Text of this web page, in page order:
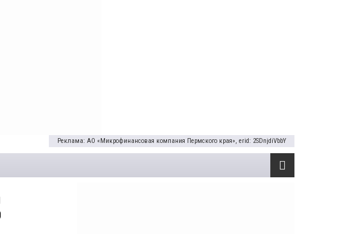
Реклама: АО «Микрофинансовая компания Пермского края», erid: 2SDnjdiVbbY